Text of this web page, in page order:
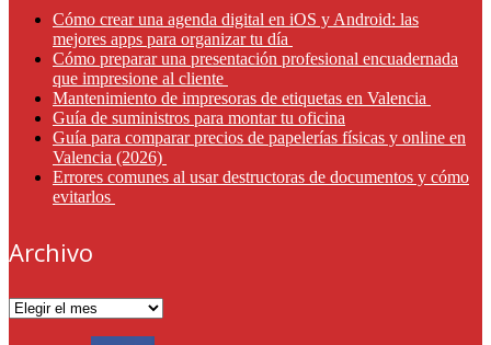
Cómo crear una agenda digital en iOS y Android: las
mejores apps para organizar tu día
Cómo preparar una presentación profesional encuadernada
que impresione al cliente
Mantenimiento de impresoras de etiquetas en Valencia
Guía de suministros para montar tu oficina
Guía para comparar precios de papelerías físicas y online en
Valencia (2026)
Errores comunes al usar destructoras de documentos y cómo
evitarlos
Archivo
Archivo